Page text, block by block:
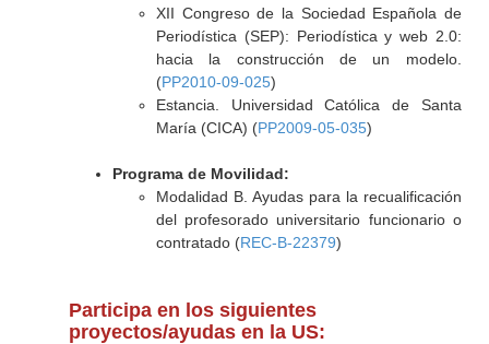
XII Congreso de la Sociedad Española de
Periodística (SEP): Periodística y web 2.0:
hacia la construcción de un modelo.
(PP2010-09-025)
Estancia. Universidad Católica de Santa
María (CICA) (PP2009-05-035)
Programa de Movilidad:
Modalidad B. Ayudas para la recualificación
del profesorado universitario funcionario o
contratado (REC-B-22379)
Participa en los siguientes
proyectos/ayudas en la US: